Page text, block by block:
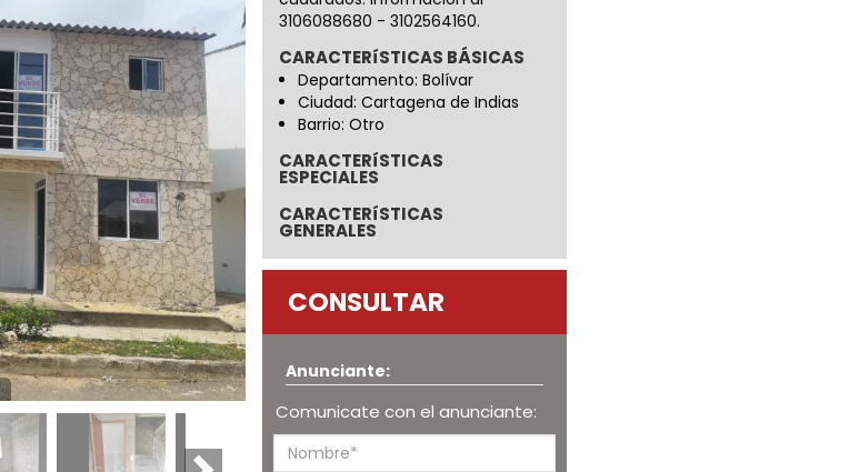
3106088680 - 3102564160.
CARACTERíSTICAS BÁSICAS
Departamento: Bolívar
Ciudad: Cartagena de Indias
Barrio: Otro
CARACTERíSTICAS
ESPECIALES
CARACTERíSTICAS
GENERALES
CONSULTAR
Anunciante:
Comunicate con el anunciante: